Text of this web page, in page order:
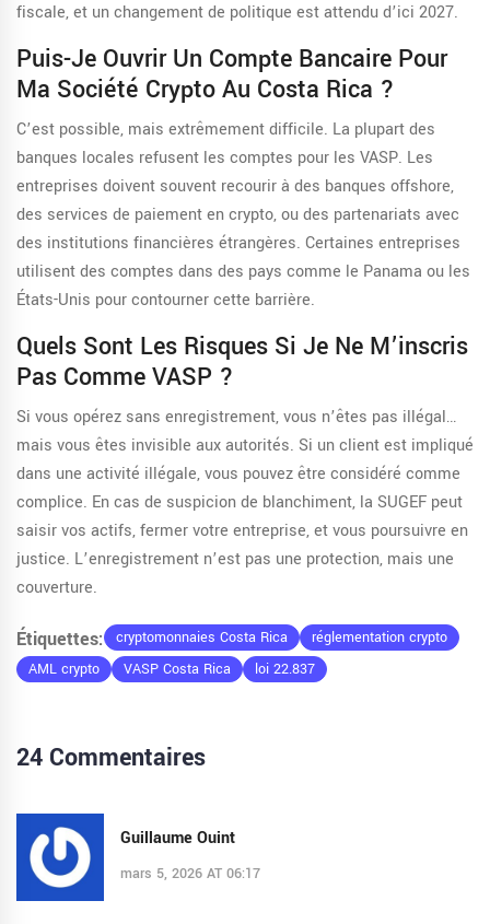
fiscale, et un changement de politique est attendu d’ici 2027.
Puis-Je Ouvrir Un Compte Bancaire Pour
Ma Société Crypto Au Costa Rica ?
C’est possible, mais extrêmement difficile. La plupart des
banques locales refusent les comptes pour les VASP. Les
entreprises doivent souvent recourir à des banques offshore,
des services de paiement en crypto, ou des partenariats avec
des institutions financières étrangères. Certaines entreprises
utilisent des comptes dans des pays comme le Panama ou les
États-Unis pour contourner cette barrière.
Quels Sont Les Risques Si Je Ne M’inscris
Pas Comme VASP ?
Si vous opérez sans enregistrement, vous n’êtes pas illégal…
mais vous êtes invisible aux autorités. Si un client est impliqué
dans une activité illégale, vous pouvez être considéré comme
complice. En cas de suspicion de blanchiment, la SUGEF peut
saisir vos actifs, fermer votre entreprise, et vous poursuivre en
justice. L’enregistrement n’est pas une protection, mais une
couverture.
Étiquettes: cryptomonnaies Costa Rica
réglementation crypto
AML crypto
VASP Costa Rica loi 22.837
24 Commentaires
Guillaume Ouint
mars 5, 2026 AT 06:17